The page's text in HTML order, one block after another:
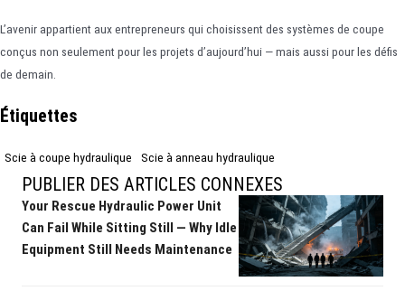
L’avenir appartient aux entrepreneurs qui choisissent des systèmes de coupe
conçus non seulement pour les projets d’aujourd’hui — mais aussi pour les défis
de demain.
Étiquettes
Scie à coupe hydraulique Scie à anneau hydraulique
PUBLIER DES ARTICLES CONNEXES
Your Rescue Hydraulic Power Unit
Can Fail While Sitting Still — Why Idle
Equipment Still Needs Maintenance